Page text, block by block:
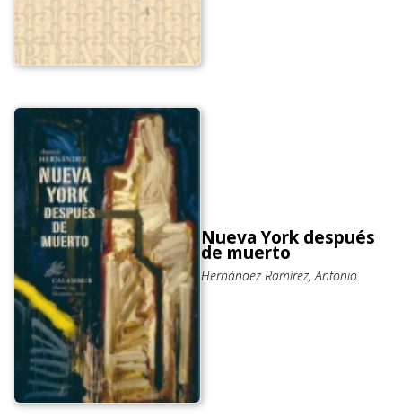
Nueva York después
de muerto
Hernández Ramírez, Antonio